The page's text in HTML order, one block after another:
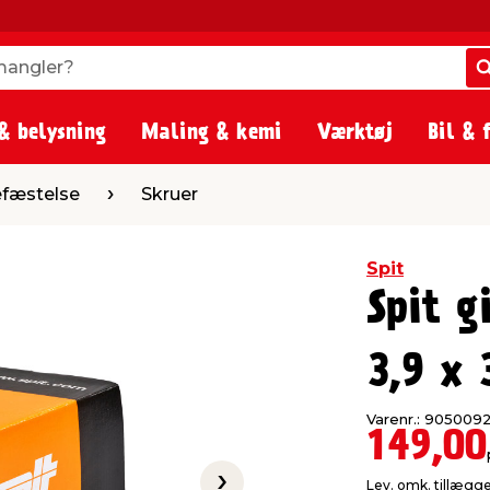
belysning Maling & kemi Værktøj Bil &
Skruer Skruer
Spit
Spit
3,9 x
Varenr.: 9050092
149,00
Lev. omk.